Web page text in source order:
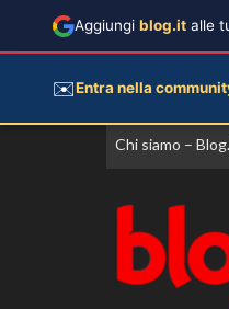
Vai
Chi siamo –
Aggiungi blog.it alle
✉️Entra nella